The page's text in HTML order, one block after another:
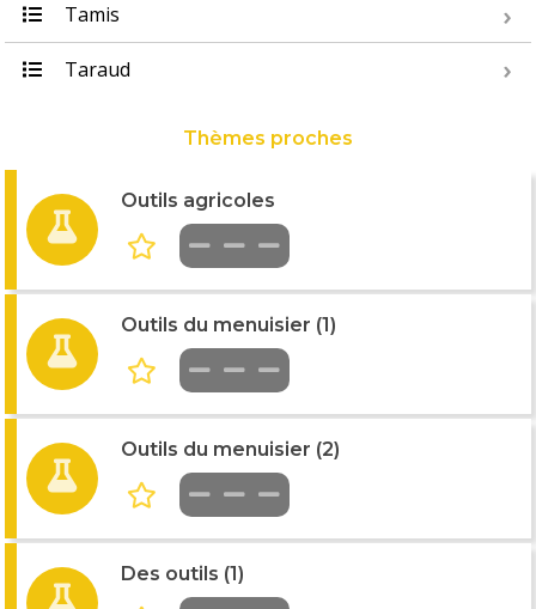
Tamis
Taraud
Thèmes proches
Outils agricoles
Outils du menuisier (1)
Outils du menuisier (2)
Des outils (1)